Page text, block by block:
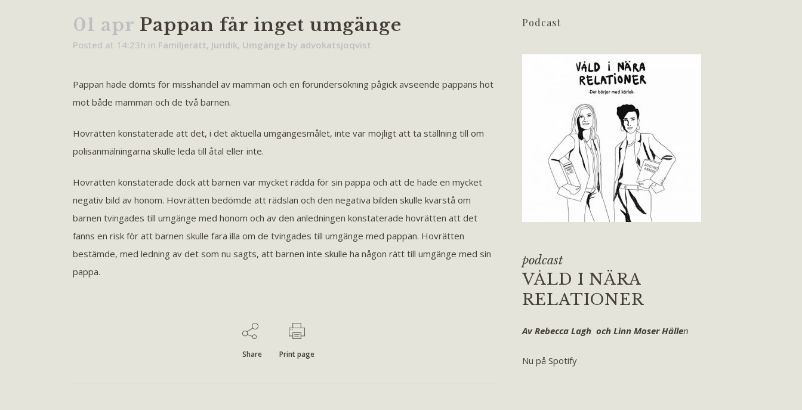
01 apr Pappan får inget umgänge
Posted at 14:23h in Familjerätt, Juridik, Umgänge by advokatsjoqvist
Pappan hade dömts för misshandel av mamman och en förundersökning pågick avseende pappans hot
mot både mamman och de två barnen.
Hovrätten konstaterade att det, i det aktuella umgängesmålet, inte var möjligt att ta ställning till om
polisanmälningarna skulle leda till åtal eller inte.
Hovrätten konstaterade dock att barnen var mycket rädda för sin pappa och att de hade en mycket
negativ bild av honom. Hovrätten bedömde att rädslan och den negativa bilden skulle kvarstå om
barnen tvingades till umgänge med honom och av den anledningen konstaterade hovrätten att det
fanns en risk för att barnen skulle fara illa om de tvingades till umgänge med pappan. Hovrätten
bestämde, med ledning av det som nu sagts, att barnen inte skulle ha någon rätt till umgänge med sin
pappa.
Share Print page
Podcast
podcast
VÅLD I NÄRA
RELATIONER
Av Rebecca Lagh och Linn Moser Hällen
Nu på Spotify